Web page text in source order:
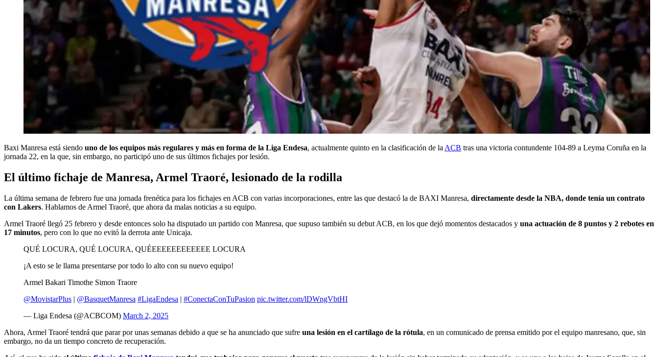
Baxi Manresa está siendo uno de los equipos más regulares y más en forma de la Liga Endesa, actualmente quinto en la clasificación de la ACB tras una victoria contundente 104-89 a Leyma Coruña en la
jornada 22, en la que, sin embargo, no participó uno de sus últimos fichajes por lesión.
El último fichaje de Manresa, Armel Traoré, lesionado de la rodilla
La última semana de febrero fue una jornada frenética para los fichajes en ACB con varias incorporaciones, entre las que destacó la de BAXI Manresa, directamente desde la NBA, donde tenía un contrato
con Lakers. Hablamos de Armel Traoré, que ahora da malas noticias a su equipo.
Armel Traoré llegó 25 febrero y desde entonces solo ha disputado un partido con Manresa, que supuso también su debut ACB, en los que dejó momentos destacados y una actuación de 8 puntos y 2 rebotes en
17 minutos, pero con lo que no evitó la derrota ante Unicaja.
QUÉ LOCURA, QUÉ LOCURA, QUÉEEEEEEEEEEEE LOCURA
¡A esto se le llama presentarse por todo lo alto con su nuevo equipo!
Armel Bakari Timothe Simon Traore
@MovistarPlus | @BasquetManresa #LigaEndesa | #ConectaConTuPasion pic.twitter.com/lDWngVbtHI
— Liga Endesa (@ACBCOM) March 2, 2025
Ahora, Armel Traoré tendrá que parar por unas semanas debido a que se ha anunciado que sufre una lesión en el cartílago de la rótula, en un comunicado de prensa emitido por el equipo manresano, que, sin
embargo, no da un tiempo concreto de recuperación.